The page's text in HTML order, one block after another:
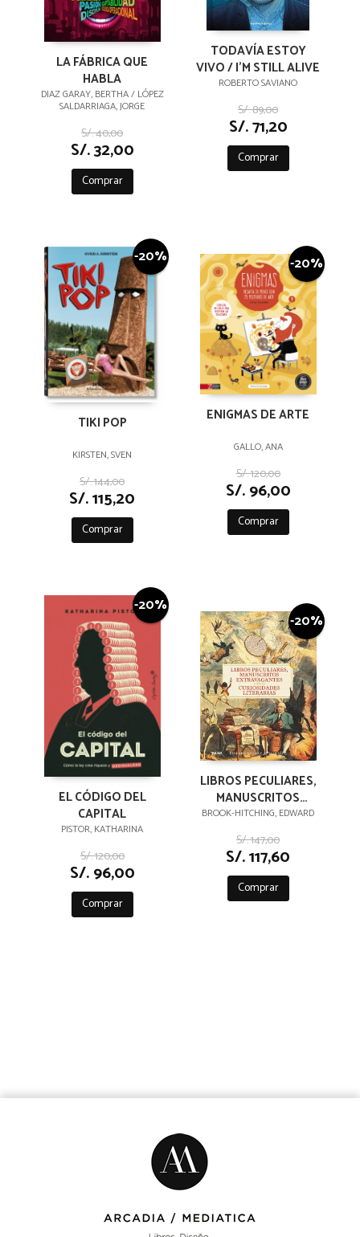
LA FÁBRICA QUE
HABLA
DIAZ GARAY, BERTHA / LÓPEZ
SALDARRIAGA, JORGE
S/. 40,00
S/. 32,00
Comprar
TODAVÍA ESTOY
VIVO / I'M STILL ALIVE
ROBERTO SAVIANO
S/. 89,00
S/. 71,20
Comprar
-20%
TIKI POP
KIRSTEN, SVEN
S/. 144,00
S/. 115,20
Comprar
-20%
ENIGMAS DE ARTE
GALLO, ANA
S/. 120,00
S/. 96,00
Comprar
-20%
EL CÓDIGO DEL
CAPITAL
PISTOR, KATHARINA
S/. 120,00
S/. 96,00
Comprar
-20%
LIBROS PECULIARES,
MANUSCRITOS
EXTRAVAGANTES Y
OTRAS
CURIOSIDADES
LITERARIAS
BROOK-HITCHING, EDWARD
S/. 147,00
S/. 117,60
Comprar